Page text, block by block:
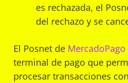
es rechazada, el
del rechazo y se
El Posnet de MercadoPago
terminal de pago que
procesar transacciones